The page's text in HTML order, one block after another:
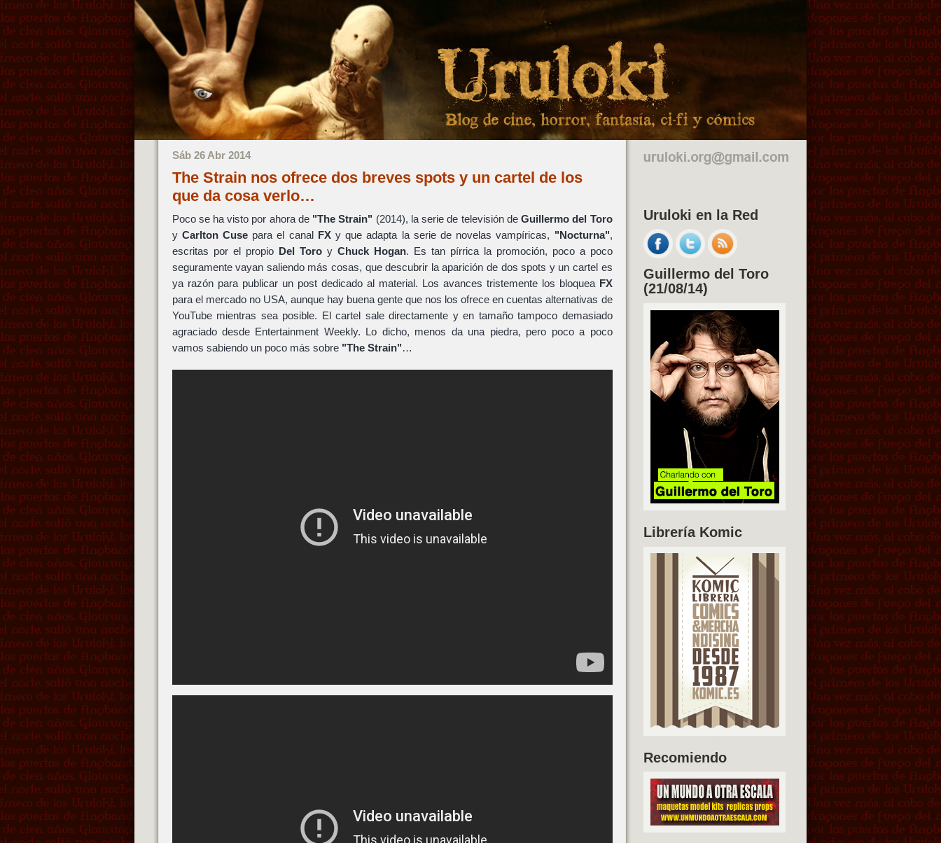
Sáb 26 Abr 2014
The Strain nos ofrece dos breves spots y un cartel de los
que da cosa verlo…
Poco se ha visto por ahora de "The Strain" (2014), la serie de televisión deGuillermo del Toro
y Carlton Cusepara el canal FXy que adapta la serie de novelas vampíricas, "Nocturna",
escritas por el propio Del Toroy Chuck Hogan. Es tan pírrica la promoción, poco a poco
seguramente vayan saliendo más cosas, que descubrir la aparición de dos spots y un cartel es
ya razón para publicar un post dedicado al material. Los avances tristemente los bloquea FX
para el mercado no USA, aunque hay buena gente que nos los ofrece en cuentas alternativas de
YouTube mientras sea posible. El cartel sale directamente y en tamaño tampoco demasiado
agraciado desde Entertainment Weekly. Lo dicho, menos da una piedra, pero poco a poco
vamos sabiendo un poco más sobre "The Strain"…
Uruloki en la Red
Guillermo del Toro
(21/08/14)
Librería Komic
Recomiendo